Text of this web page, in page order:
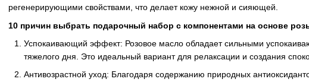
регенерирующими свойствами, что делает кожу нежной и сияющей.
10 причин выбрать подарочный набор с компонентами на основе
Успокаивающий эффект: Розовое масло обладает сильными
тяжелого дня. Это идеальный вариант для релаксации и создания
Антивозрастной уход: Благодаря содержанию природных